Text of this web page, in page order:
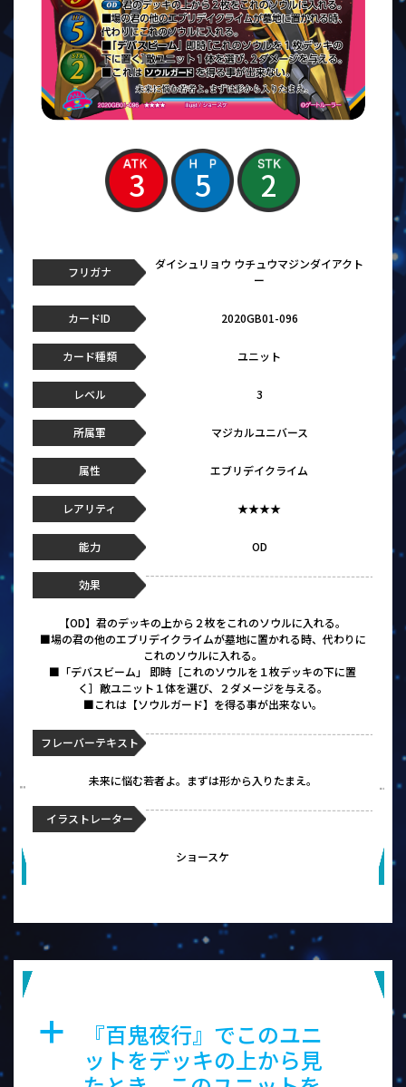
3 5 2
フリガナ
ダイシュリョウ ウチュウマジンダイアクト
ー
カードID 2020GB01-096
カード種類 ユニット
レベル 3
所属軍 マジカルユニバース
属性 エブリデイクライム
レアリティ ★★★★
能力 OD
効果
【OD】君のデッキの上から２枚をこれのソウルに入れる。
■場の君の他のエブリデイクライムが墓地に置かれる時、代わりに
これのソウルに入れる。
■「デバスビーム」 即時［これのソウルを１枚デッキの下に置
く］敵ユニット１体を選び、２ダメージを与える。
■これは【ソウルガード】を得る事が出来ない。
フレーバーテキスト
未来に悩む若者よ。まずは形から入りたまえ。
イラストレーター
ショースケ
a
『百鬼夜行』でこのユニ
ットをデッキの上から見